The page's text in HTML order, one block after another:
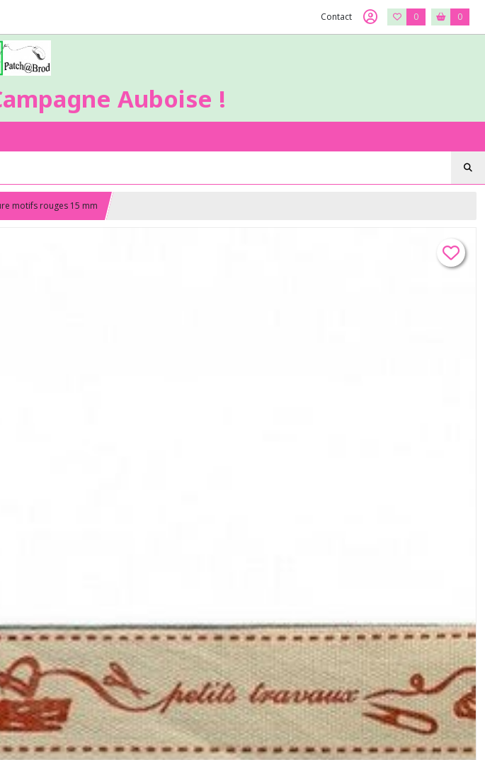
Contact 0 0
Auboise !
motifs rouges 15 mm